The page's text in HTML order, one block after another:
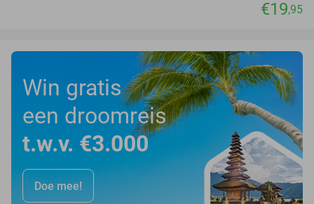
€19,95
Win gratis
een droomreis
t.w.v. €3.000
Doe mee!